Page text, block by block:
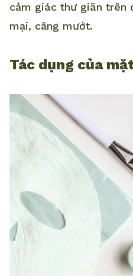
cảm giác thư giãn trên
mại, căng mướt.
Tác dụng của